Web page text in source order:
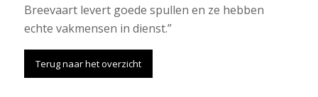
Breevaart levert goede spullen en ze hebben
echte vakmensen in dienst.”
Terug naar het overzicht